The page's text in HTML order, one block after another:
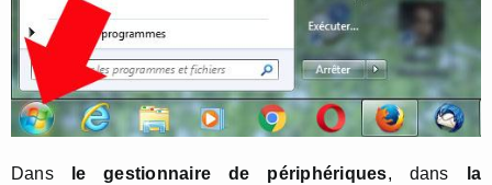
Dansle gestionnaire de périphériques, dans
la